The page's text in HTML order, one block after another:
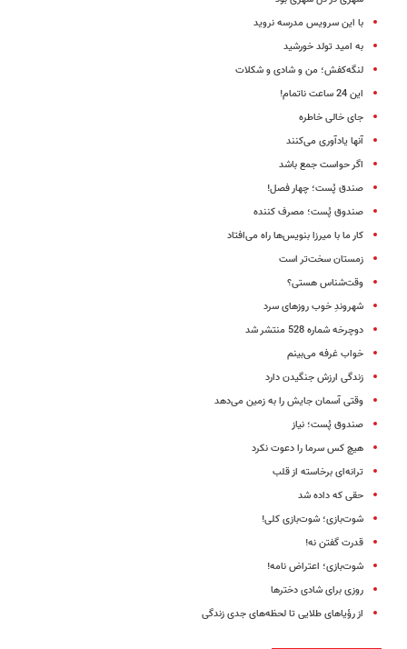
با این سرویس مدرسه نروید
به امید تولد خورشید
لنگه‌کفش؛ من و شادی و شکلات
این 24 ساعت ناتمام!
جای خالی خاطره
آنها یادآوری می‌کنند
اگر حواست جمع باشد
صندق پُست؛ چهار فصل!
صندوق پُست؛ مصرف کننده
کار ما با میرزا بنویس‌ها راه می‌افتاد
زمستان سخت‌تر است
وقت‌شناس هستی؟
شهروندِ خوب روزهای سرد
دوچرخه شماره 528 منتشر شد
خواب غرفه می‌بینم
زندگی ارزش جنگیدن دارد
وقتی آسمان جایش را به زمین می‌دهد
صندوق پُست؛ نیاز
هیچ کس سرما را دعوت نکرد
ترانه‌‌ای برخاسته از قلب
حقی که داده شد
شوت‌بازی؛ شوت‌بازی کلی!
قدرت گفتن نه!
شوت‌بازی؛ اعتراض نامه!
روزی برای شادی دخترها
از رؤیاهای طلایی تا لحظه‌های جدی زندگی